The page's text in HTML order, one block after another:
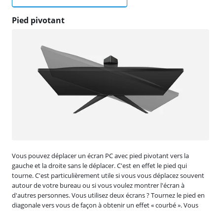
Pied pivotant
Vous pouvez déplacer un écran PC avec pied pivotant vers la
gauche et la droite sans le déplacer. C'est en effet le pied qui
tourne. C'est particulièrement utile si vous vous déplacez souvent
autour de votre bureau ou si vous voulez montrer l'écran à
d'autres personnes. Vous utilisez deux écrans ? Tournez le pied en
diagonale vers vous de façon à obtenir un effet « courbé ». Vous